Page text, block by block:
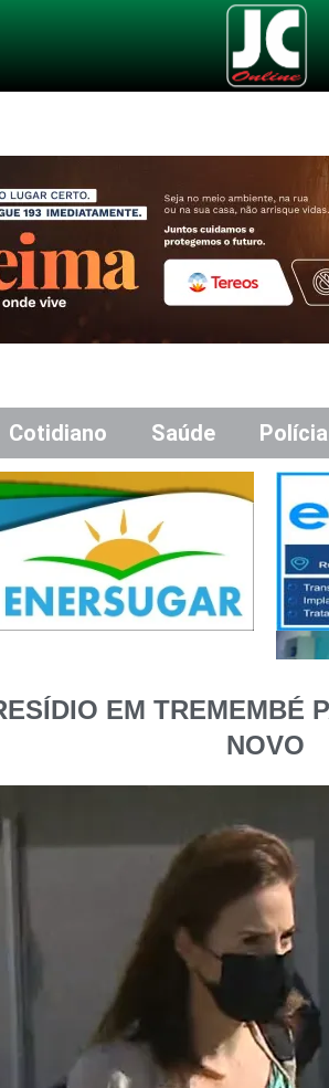
Cotidiano Saúde Polícia
EM TREMEMBÉ
NOVO